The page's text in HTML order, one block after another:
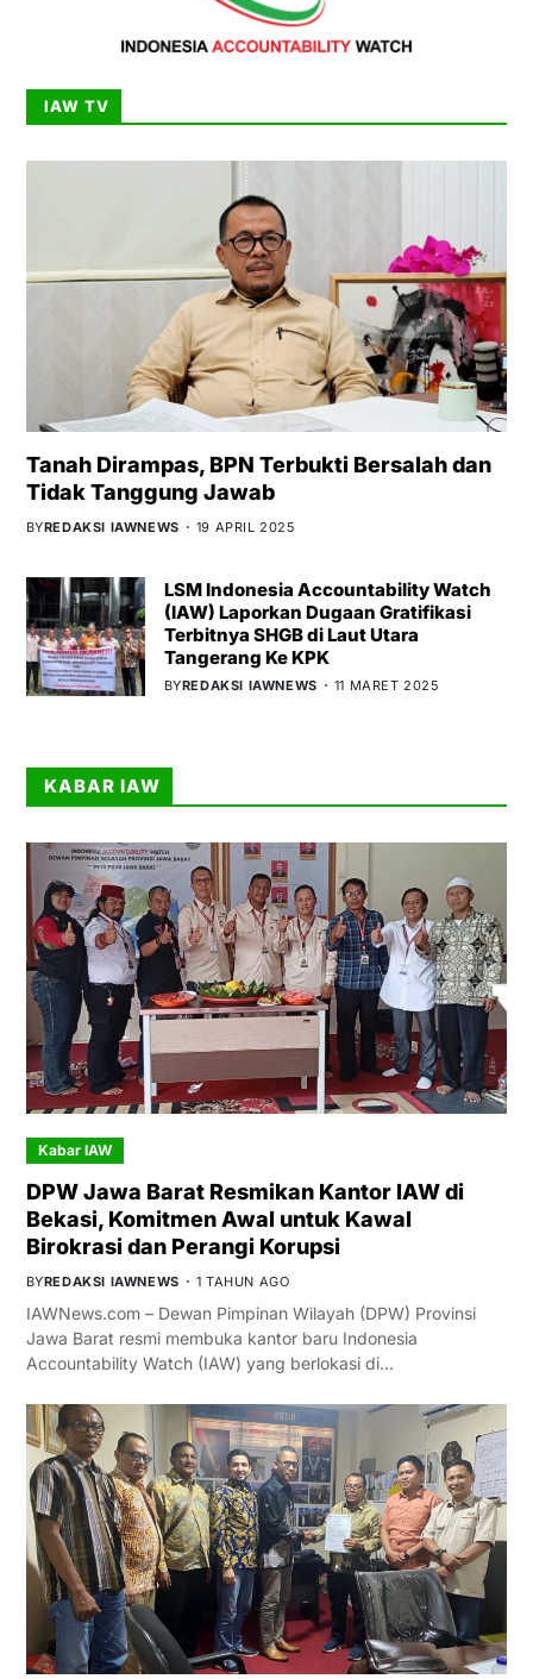
IAW TV
Tanah Dirampas, BPN Terbukti Bersalah dan
Tidak Tanggung Jawab
BYREDAKSI IAWNEWS 19 APRIL 2025
LSM Indonesia Accountability Watch
(IAW) Laporkan Dugaan Gratifikasi
Terbitnya SHGB di Laut Utara
Tangerang Ke KPK
BYREDAKSI IAWNEWS 11 MARET 2025
KABAR IAW
Kabar IAW
DPW Jawa Barat Resmikan Kantor IAW di
Bekasi, Komitmen Awal untuk Kawal
Birokrasi dan Perangi Korupsi
BYREDAKSI IAWNEWS 1 TAHUN AGO
IAWNews.com – Dewan Pimpinan Wilayah (DPW) Provinsi
Jawa Barat resmi membuka kantor baru Indonesia
Accountability Watch (IAW) yang berlokasi di…